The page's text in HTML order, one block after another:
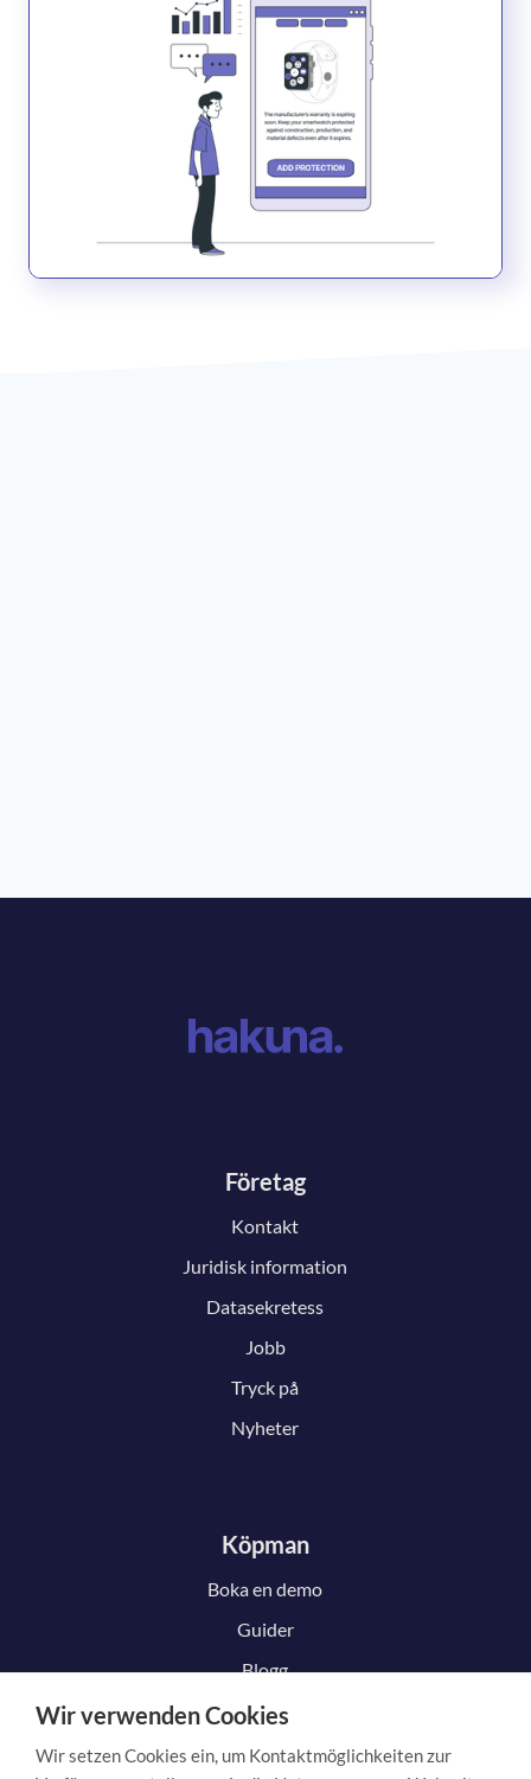
Företag
Kontakt
Juridisk information
Datasekretess
Jobb
Tryck på
Nyheter
Köpman
Boka en demo
Guider
Blogg
Wir verwenden Cookies
Wir setzen Cookies ein, um Kontaktmöglichkeiten zur